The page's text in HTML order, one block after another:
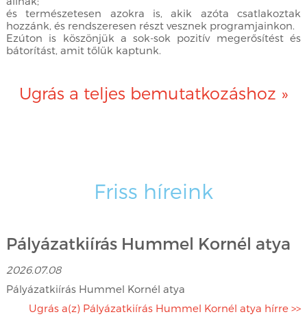
és természetesen azokra is, akik azóta csatlakoztak
hozzánk, és rendszeresen részt vesznek programjainkon.
Ezúton is köszönjük a sok-sok pozitív megerősítést és
bátorítást, amit tőlük kaptunk.
Ugrás a teljes bemutatkozáshoz »
Friss híreink
Pályázatkiírás Hummel Kornél atya
2026.07.08
Pályázatkiírás Hummel Kornél atya
Ugrás a(z) Pályázatkiírás Hummel Kornél atya hírre >>